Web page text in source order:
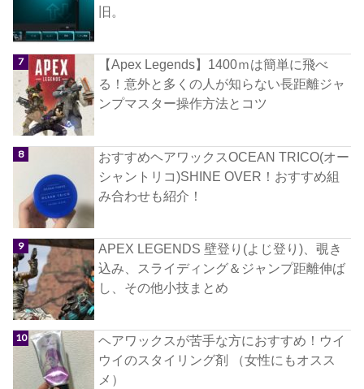
旧。
【Apex Legends】1400ｍは簡単に飛べ
る！意外と多くの人が知らない長距離ジャ
ンプマスター操作方法とコツ
おすすめヘアワックスOCEAN TRICO(オー
シャントリコ)SHINE OVER！おすすめ組
み合わせも紹介！
APEX LEGENDS 壁登り(よじ登り)、覗き
込み、スライディング＆ジャンプ距離伸ば
し、その他小技まとめ
ヘアワックスが苦手な方におすすめ！ウイ
ウイのスタイリング剤 （女性にもオスス
メ）